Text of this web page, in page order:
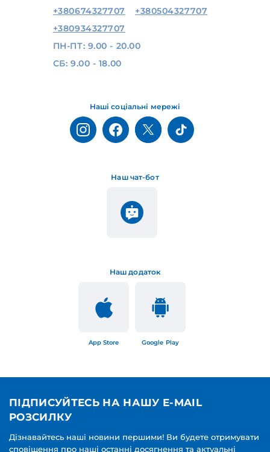
Наш додаток
App Store Google Play
Наш чат-бот
Наші соціальні мережі
+380674327707
+380504327707
+380934327707
ПН-ПТ: 9.00 - 20.00
СБ: 9.00 - 18.00
ПІДПИСУЙТЕСЬ НА НАШУ E-MAIL
РОЗСИЛКУ
Дізнавайтесь наші новини першими! Ви будете отримувати
сповіщення про наші останні досягнення та актуальні